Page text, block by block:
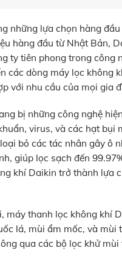
những lựa chọn hàng
hàng đầu từ Nhật Bản,
ty tiên phong trong
các dòng máy lọc không
với nhu cầu của mọi gia
bị những công nghệ
virus, và các hạt
bỏ các tác nhân gây ô
giúp lọc sạch đến
khí Daikin trở thành lựa
máy thanh lọc không khí
lá, mùi ẩm mốc, và
qua các bộ lọc khử